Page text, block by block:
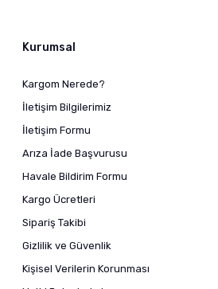
Kurumsal
Kargom Nerede?
İletişim Bilgilerimiz
İletişim Formu
Arıza İade Başvurusu
Havale Bildirim Formu
Kargo Ücretleri
Sipariş Takibi
Gizlilik ve Güvenlik
Kişisel Verilerin Korunması